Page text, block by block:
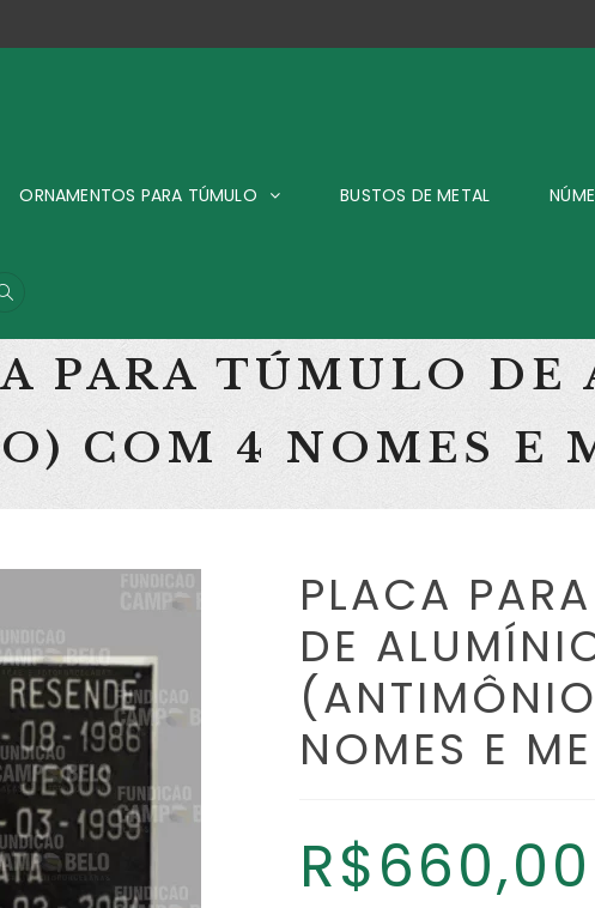
ORNAMENTOS PARA TÚMULO BUSTOS DE METAL
PARA TÚMULO
COM 4 NOMES E
PLACA
DE
NOMES E
R$660,00